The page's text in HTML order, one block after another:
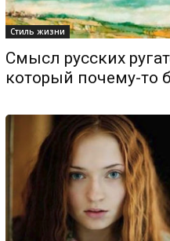
Стиль жизни
Смысл русских
который почему-то